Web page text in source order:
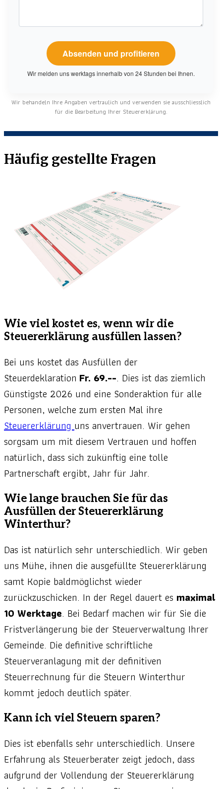
Wir melden uns werktags innerhalb von 24 Stunden bei Ihnen.
Wir behandeln Ihre Angaben vertraulich und verwenden sie ausschliesslich
für die Bearbeitung Ihrer Steuererklärung.
Häufig gestellte Fragen
Wie viel kostet es, wenn wir die
Steuererklärung ausfüllen lassen?
Bei uns kostet das Ausfüllen der
Steuerdeklaration Fr. 69.--. Dies ist das ziemlich
Günstigste 2026 und eine Sonderaktion für alle
Personen, welche zum ersten Mal ihre
Steuererklärunguns anvertrauen. Wir gehen
sorgsam um mit diesem Vertrauen und hoffen
natürlich, dass sich zukünftig eine tolle
Partnerschaft ergibt, Jahr für Jahr.
Wie lange brauchen Sie für das
Ausfüllen der Steuererklärung
Winterthur?
Das ist natürlich sehr unterschiedlich. Wir geben
uns Mühe, ihnen die ausgefüllte Steuererklärung
samt Kopie baldmöglichst wieder
zurückzuschicken. In der Regel dauert es maximal
10 Werktage. Bei Bedarf machen wir für Sie die
Fristverlängerung bie der Steuerverwaltung Ihrer
Gemeinde. Die definitive schriftliche
Steuerveranlagung mit der definitiven
Steuerrechnung für die Steuern Winterthur
kommt jedoch deutlich später.
Kann ich viel Steuern sparen?
Dies ist ebenfalls sehr unterschiedlich. Unsere
Erfahrung als Steuerberater zeigt jedoch, dass
aufgrund der Vollendung der Steuererklärung